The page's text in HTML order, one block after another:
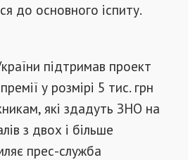
до основного іспиту.
підтримав проект
у розмірі 5 тис. грн
які здадуть ЗНО на
з двох і більше
прес-служба